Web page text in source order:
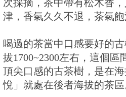
次採摘， 茶中帶有松木香
津，香氣久久不退， 茶氣飽
喝過的茶當中口感要好的
拔1700~2300左右，這個區
頂尖口感的古茶樹， 是在
悅」就處在後者海拔的茶區